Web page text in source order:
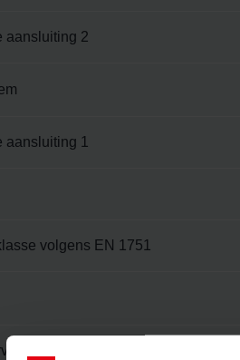
aansluiting 2
aansluiting 1
volgens EN 1751